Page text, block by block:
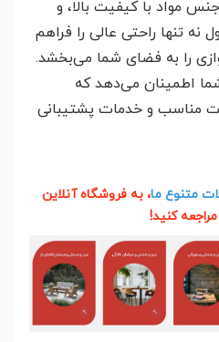
مواد با کیفیت بالا، و
تنها راحتی عالی را فراهم
را به فضای شما می‌بخشد.
اطمینان می‌دهد که
مناسب و خدمات پشتیبانی
متنوع ما، به فروشگاه آنلاین
کنید!